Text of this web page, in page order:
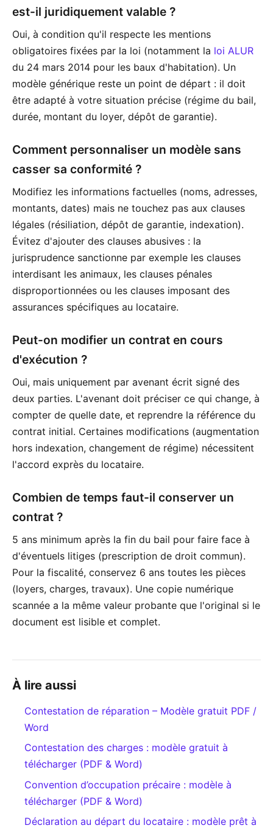
est-il juridiquement valable ?
Oui, à condition qu'il respecte les mentions
obligatoires fixées par la loi (notamment la loi ALUR
du 24 mars 2014 pour les baux d'habitation). Un
modèle générique reste un point de départ : il doit
être adapté à votre situation précise (régime du bail,
durée, montant du loyer, dépôt de garantie).
Comment personnaliser un modèle sans
casser sa conformité ?
Modifiez les informations factuelles (noms, adresses,
montants, dates) mais ne touchez pas aux clauses
légales (résiliation, dépôt de garantie, indexation).
Évitez d'ajouter des clauses abusives : la
jurisprudence sanctionne par exemple les clauses
interdisant les animaux, les clauses pénales
disproportionnées ou les clauses imposant des
assurances spécifiques au locataire.
Peut-on modifier un contrat en cours
d'exécution ?
Oui, mais uniquement par avenant écrit signé des
deux parties. L'avenant doit préciser ce qui change, à
compter de quelle date, et reprendre la référence du
contrat initial. Certaines modifications (augmentation
hors indexation, changement de régime) nécessitent
l'accord exprès du locataire.
Combien de temps faut-il conserver un
contrat ?
5 ans minimum après la fin du bail pour faire face à
d'éventuels litiges (prescription de droit commun).
Pour la fiscalité, conservez 6 ans toutes les pièces
(loyers, charges, travaux). Une copie numérique
scannée a la même valeur probante que l'original si le
document est lisible et complet.
À lire aussi
Contestation de réparation – Modèle gratuit PDF /
Word
Contestation des charges : modèle gratuit à
télécharger (PDF & Word)
Convention d’occupation précaire : modèle à
télécharger (PDF & Word)
Déclaration au départ du locataire : modèle prêt à